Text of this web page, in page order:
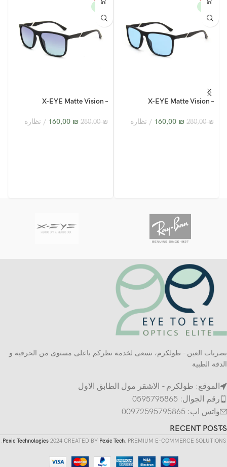
X-EYE Matte Vision –
280,00₪
160,00 ₪ نظاره
X-EYE Matte Vision –
280,00₪
160,00 ₪ نظاره
بصريات العين - طولكرم، نسعى لخدمة نظركم باعلى مستوى من الحرفية و
الدقة الطبية
الموقع: طولكرم - الاشقر مول الطابق الاول
رقم الجوال: 0595795865
واتس اب: 00972595795865
RECENT POSTS
Pexic Technologies 2024 CREATED BY Pexic Tech . PREMIUM E-COMMERCE SOLUTIONS.